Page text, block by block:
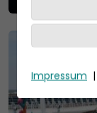
Impressum |